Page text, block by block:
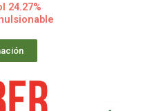
24.27%